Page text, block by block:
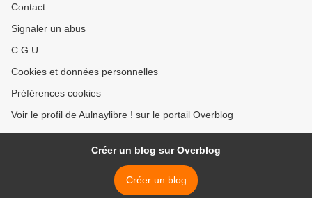
Contact
Signaler un abus
C.G.U.
Cookies et données personnelles
Préférences cookies
Voir le profil de Aulnaylibre ! sur le portail Overblog
Créer un blog sur Overblog
Créer un blog